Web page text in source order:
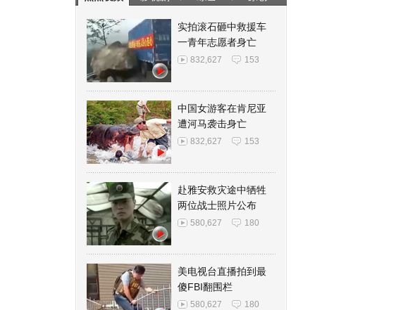
实拍滚石砸中救援车
一青年志愿者身亡
832,627 153
中国女游客在肯尼亚
遭河马袭击身亡
832,627 153
赴雅安救灾途中牺牲
两位战士照片公布
580,627 180
美电视台直播拍到最
傻FBI翻围栏
580,627 180